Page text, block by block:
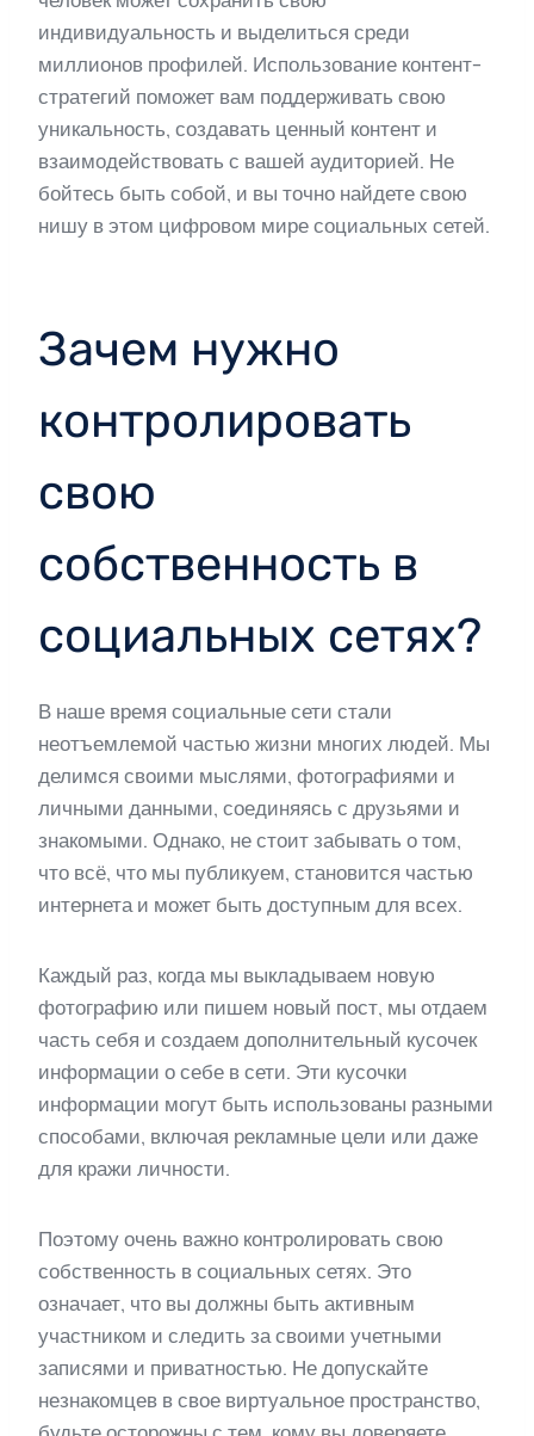
индивидуальность и выделиться среди
миллионов профилей. Использование контент-
стратегий поможет вам поддерживать свою
уникальность, создавать ценный контент и
взаимодействовать с вашей аудиторией. Не
бойтесь быть собой, и вы точно найдете свою
нишу в этом цифровом мире социальных сетей.
Зачем нужно
контролировать
свою
собственность в
социальных сетях?
В наше время социальные сети стали
неотъемлемой частью жизни многих людей. Мы
делимся своими мыслями, фотографиями и
личными данными, соединяясь с друзьями и
знакомыми. Однако, не стоит забывать о том,
что всё, что мы публикуем, становится частью
интернета и может быть доступным для всех.
Каждый раз, когда мы выкладываем новую
фотографию или пишем новый пост, мы отдаем
часть себя и создаем дополнительный кусочек
информации о себе в сети. Эти кусочки
информации могут быть использованы разными
способами, включая рекламные цели или даже
для кражи личности.
Поэтому очень важно контролировать свою
собственность в социальных сетях. Это
означает, что вы должны быть активным
участником и следить за своими учетными
записями и приватностью. Не допускайте
незнакомцев в свое виртуальное пространство,